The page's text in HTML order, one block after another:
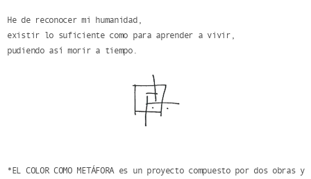
He de reconocer mi humanidad,
existir lo suficiente como para aprender a vivir,
pudiendo así morir a tiempo.
*EL COLOR COMO METÁFORA es un proyecto compuesto por dos obras y